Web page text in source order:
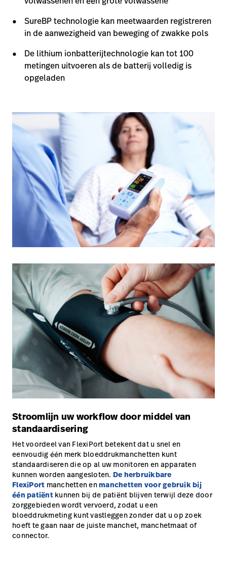
SureBP technologie kan meetwaarden registreren
in de aanwezigheid van beweging of zwakke pols
De lithium ionbatterijtechnologie kan tot 100
metingen uitvoeren als de batterij volledig is
opgeladen
Stroomlijn uw workflow door middel van
standaardisering
Het voordeel van FlexiPort betekent dat u snel en
eenvoudig één merk bloeddrukmanchetten kunt
standaardiseren die op al uw monitoren en apparaten
kunnen worden aangesloten. De herbruikbare
FlexiPort manchetten enmanchetten voor gebruik bij
één patiëntkunnen bij de patiënt blijven terwijl deze door
zorggebieden wordt vervoerd, zodat u een
bloeddrukmeting kunt vastleggen zonder dat u op zoek
hoeft te gaan naar de juiste manchet, manchetmaat of
connector.